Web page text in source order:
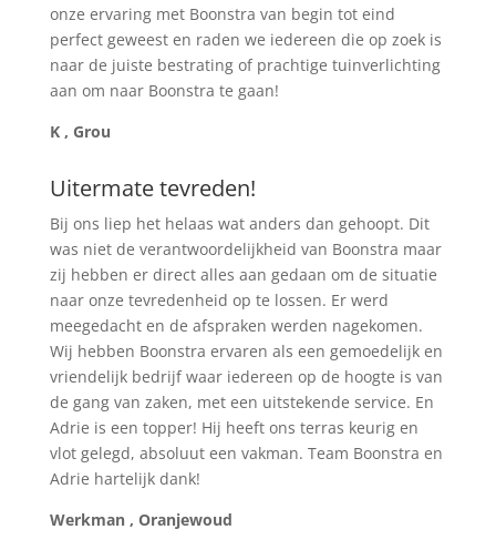
onze ervaring met Boonstra van begin tot eind
perfect geweest en raden we iedereen die op zoek is
naar de juiste bestrating of prachtige tuinverlichting
aan om naar Boonstra te gaan!
K , Grou
Uitermate tevreden!
Bij ons liep het helaas wat anders dan gehoopt. Dit
was niet de verantwoordelijkheid van Boonstra maar
zij hebben er direct alles aan gedaan om de situatie
naar onze tevredenheid op te lossen. Er werd
meegedacht en de afspraken werden nagekomen.
Wij hebben Boonstra ervaren als een gemoedelijk en
vriendelijk bedrijf waar iedereen op de hoogte is van
de gang van zaken, met een uitstekende service. En
Adrie is een topper! Hij heeft ons terras keurig en
vlot gelegd, absoluut een vakman. Team Boonstra en
Adrie hartelijk dank!
Werkman , Oranjewoud